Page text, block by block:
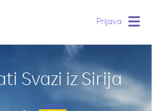
Prijava
Svazi iz Sirija